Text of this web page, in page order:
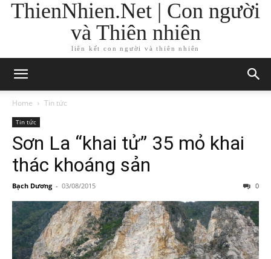
ThienNhien.Net | Con người
và Thiên nhiên
liên kết con người và thiên nhiên
Home Tin tức
Tin tức
Sơn La “khai tử” 35 mỏ khai
thác khoáng sản
Bạch Dương - 03/08/2015 0